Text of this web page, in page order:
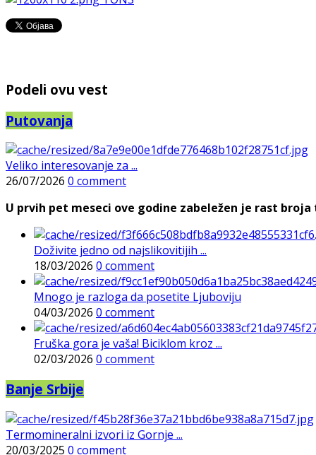
Podeli ovu vest
Putovanja
Veliko interesovanje za ...
26/07/2026 0 comment
U prvih pet meseci ove godine zabeležen je rast
Doživite jedno od najslikovitijih ...
18/03/2026 0 comment
Mnogo je razloga da posetite Ljuboviju
04/03/2026 0 comment
Fruška gora je vaša! Biciklom kroz ...
02/03/2026 0 comment
Banje Srbije
Termomineralni izvori iz Gornje ...
20/03/2025 0 comment